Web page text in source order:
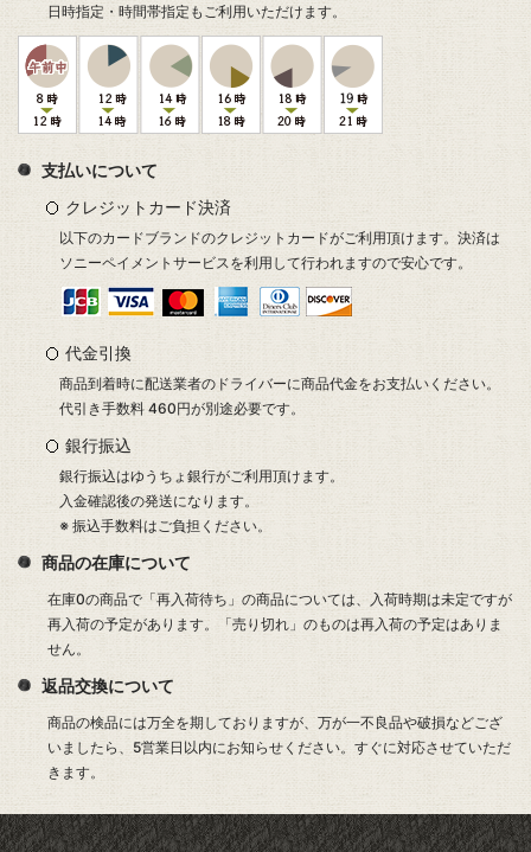
日時指定・時間帯指定もご利用いただけます。
支払いについて
クレジットカード決済
以下のカードブランドのクレジットカードがご利用頂けます。決済は
ソニーペイメントサービスを利用して行われますので安心です。
代金引換
商品到着時に配送業者のドライバーに商品代金をお支払いください。
代引き手数料 460円が別途必要です。
銀行振込
銀行振込はゆうちょ銀行がご利用頂けます。
入金確認後の発送になります。
※ 振込手数料はご負担ください。
商品の在庫について
在庫0の商品で「再入荷待ち」の商品については、入荷時期は未定ですが
再入荷の予定があります。「売り切れ」のものは再入荷の予定はありま
せん。
返品交換について
商品の検品には万全を期しておりますが、万が一不良品や破損などござ
いましたら、5営業日以内にお知らせください。すぐに対応させていただ
きます。